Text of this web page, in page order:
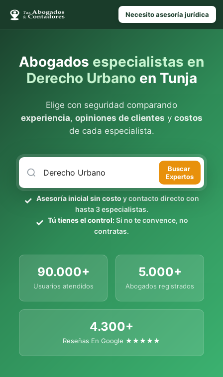
Necesito asesoría jurídica
Abogados especialistas en
Derecho Urbano en Tunja
Elige con seguridad comparando
experiencia, opiniones de clientes y costos
de cada especialista.
Buscar
Expertos
Asesoría inicial sin costo y contacto directo con
hasta 3 especialistas.
Tú tienes el control:Si no te convence, no
contratas.
90.000+
Usuarios atendidos
5.000+
Abogados registrados
4.300+
Reseñas En Google ★★★★★